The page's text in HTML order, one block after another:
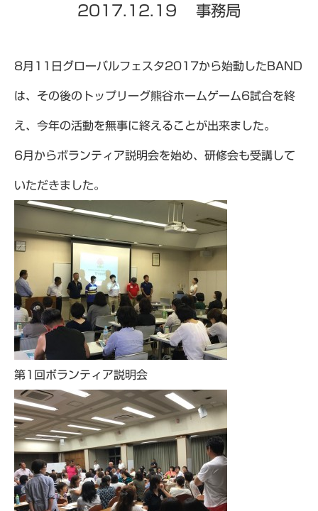
2017.12.19 事務局
8月11日グローバルフェスタ2017から始動したBAND
は、その後のトップリーグ熊谷ホームゲーム6試合を終
え、今年の活動を無事に終えることが出来ました。
6月からボランティア説明会を始め、研修会も受講して
いただきました。
第1回ボランティア説明会